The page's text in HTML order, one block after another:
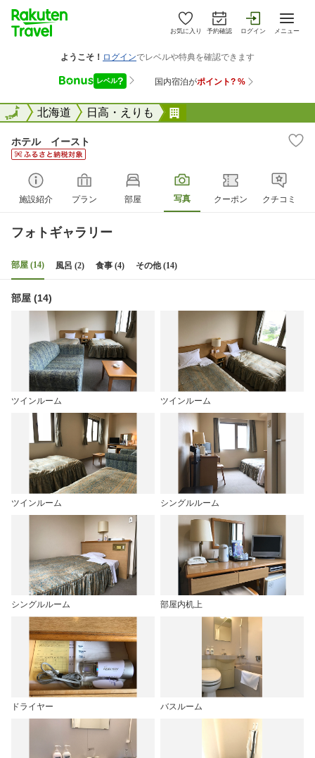
お気に入り 予約確認 ログイン メニュー
全国北海道 日高・えりも
全国
ホテル イースト
施設紹介 プラン 部屋 写真 クーポン クチコミ
フォトギャラリー
部屋 (14) 風呂 (2) 食事 (4) その他 (14)
部屋 (14)
ツインルーム ツインルーム
ツインルーム シングルルーム
シングルルーム 部屋内机上
ドライヤー バスルーム